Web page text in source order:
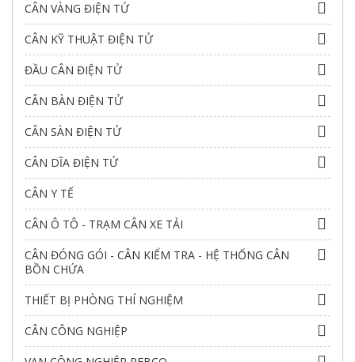
CÂN VÀNG ĐIỆN TỬ
CÂN KỸ THUẬT ĐIỆN TỬ
ĐẦU CÂN ĐIỆN TỬ
CÂN BÀN ĐIỆN TỬ
CÂN SÀN ĐIỆN TỬ
CÂN DĨA ĐIỆN TỬ
CÂN Y TẾ
CÂN Ô TÔ - TRẠM CÂN XE TẢI
CÂN ĐÓNG GÓI - CÂN KIỂM TRA - HỆ THỐNG CÂN
BỒN CHỨA
THIẾT BỊ PHÒNG THÍ NGHIỆM
CÂN CÔNG NGHIỆP